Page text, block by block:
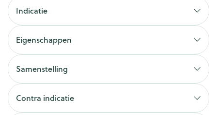
Indicatie
Eigenschappen
Samenstelling
Contra indicatie